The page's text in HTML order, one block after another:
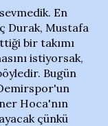
En
Durak, Mustafa
bir takımı
istiyorsak,
Bugün
Hoca'nın
çünkü